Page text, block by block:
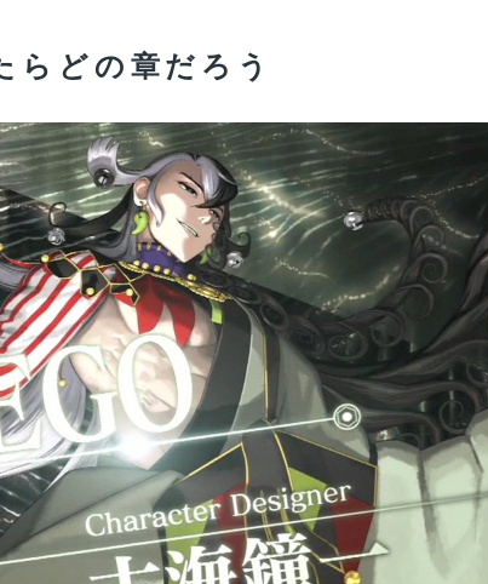
みんなの反応まとめ
】勝負四・五番目（六）と先読み【第48話】決着 配
。鬼女紅葉・ファントム強化みんなの反応まとめ
しいの作って挑戦するの難しいかも
らどの章だろう